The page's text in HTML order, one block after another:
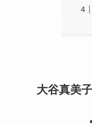
大谷真美